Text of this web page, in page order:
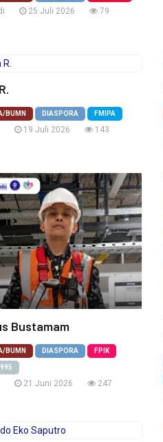
25 Juli 2026 79
BUMN DIASPORA FMIPA
19 Juli 2026 143
Bustamam
BUMN DIASPORA FPIK
21 Juni 2026 247